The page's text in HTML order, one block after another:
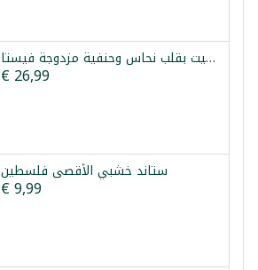
طقم شطاف تواليت بقلب نحاس وحنفية مزدوجة فيستا
€ 26,99
ستاند خشبي الأقصى فلسطين
€ 9,99